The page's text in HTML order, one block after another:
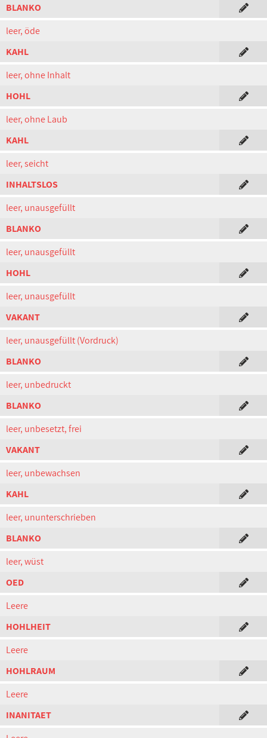
BLANKO
leer, öde
KAHL
leer, ohne Inhalt
HOHL
leer, ohne Laub
KAHL
leer, seicht
INHALTSLOS
leer, unausgefüllt
BLANKO
leer, unausgefüllt
HOHL
leer, unausgefüllt
VAKANT
leer, unausgefüllt (Vordruck)
BLANKO
leer, unbedruckt
BLANKO
leer, unbesetzt, frei
VAKANT
leer, unbewachsen
KAHL
leer, ununterschrieben
BLANKO
leer, wüst
OED
Leere
HOHLHEIT
Leere
HOHLRAUM
Leere
INANITAET